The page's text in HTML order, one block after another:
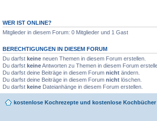
WER IST ONLINE?
Mitglieder in diesem Forum: 0 Mitglieder und 1 Gast
BERECHTIGUNGEN IN DIESEM FORUM
Du darfst keine neuen Themen in diesem Forum erstellen.
Du darfst keineAntworten zu Themen in diesem Forum
Du darfst deine Beiträge in diesem Forum nicht ändern.
Du darfst deine Beiträge in diesem Forum nicht löschen.
Du darfst keine Dateianhänge in diesem Forum erstellen.
kostenlose Kochrezepte und kostenlose Kochbücher